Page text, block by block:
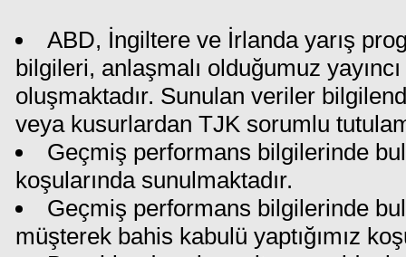
ABD, İngiltere ve İrlanda yarış
bilgileri, anlaşmalı olduğumuz
oluşmaktadır. Sunulan veriler
veya kusurlardan TJK sorumlu
Geçmiş performans bilgilerinde
koşularında sunulmaktadır.
Geçmiş performans bilgilerinde
müşterek bahis kabulü yaptığımız